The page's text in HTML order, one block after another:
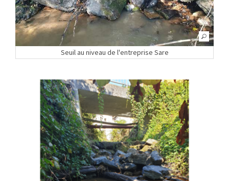
Seuil au niveau de l'entreprise Sare